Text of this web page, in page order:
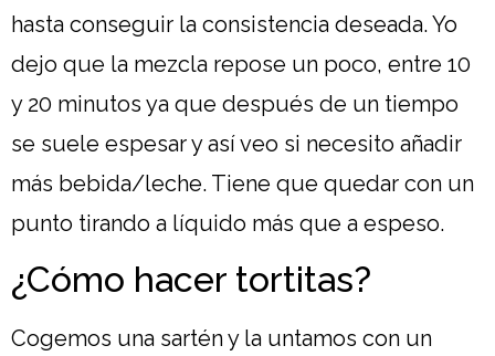
hasta conseguir la consistencia deseada. Yo
dejo que la mezcla repose un poco, entre 10
y 20 minutos ya que después de un tiempo
se suele espesar y así veo si necesito añadir
más bebida/leche. Tiene que quedar con un
punto tirando a líquido más que a espeso.
¿Cómo hacer tortitas?
Cogemos una sartén y la untamos con un